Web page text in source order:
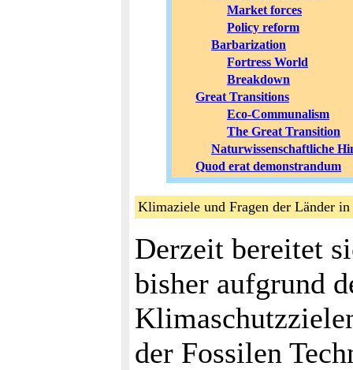
Market forces
Policy reform
Barbarization
Fortress World
Breakdown
Great Transitions
Eco-Communalism
The Great Transition
Naturwissenschaftliche
Quod erat demonstrandum
Klimaziele und Fragen der Länder
Derzeit bereitet
bisher aufgrund
der Fossilen